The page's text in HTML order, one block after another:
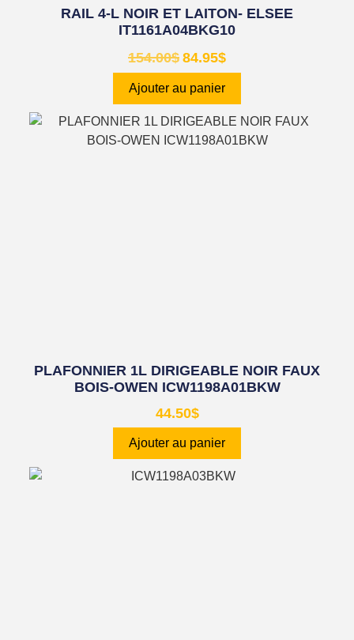
RAIL 4-L NOIR ET LAITON- ELSEE
IT1161A04BKG10
154.00$ 84.95$
Ajouter au panier
PLAFONNIER 1L DIRIGEABLE NOIR FAUX
BOIS-OWEN ICW1198A01BKW
44.50$
Ajouter au panier